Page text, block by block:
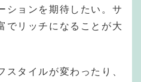
ションを期待したい。サ
でリッチになることが大
スタイルが変わったり、